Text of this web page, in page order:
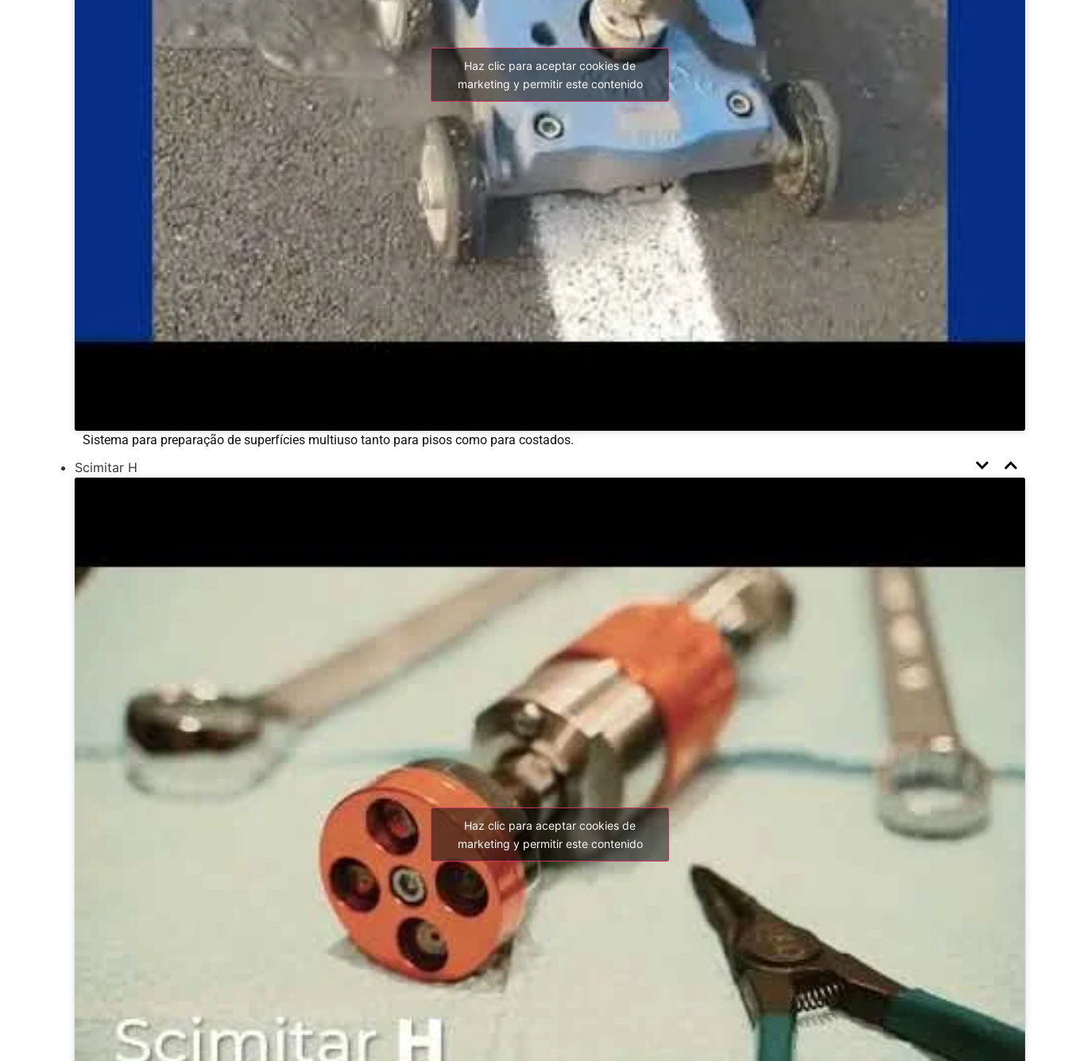
Haz clic para aceptar cookies de
marketing y permitir este contenido
Sistema para preparação de superfícies multiuso tanto para pisos como para costados.
Scimitar H
Haz clic para aceptar cookies de
marketing y permitir este contenido